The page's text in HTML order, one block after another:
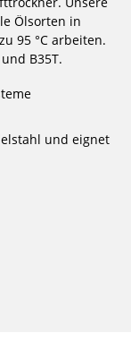
Ölsorten in
95 °C arbeiten.
B35T.
und eignet